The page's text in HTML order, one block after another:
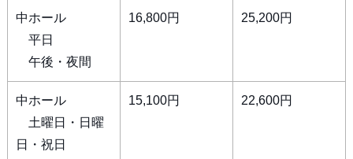
中ホール
平日
午後・夜間
16,800円 25,200円
中ホール
土曜日・日曜
日・祝日
15,100円 22,600円